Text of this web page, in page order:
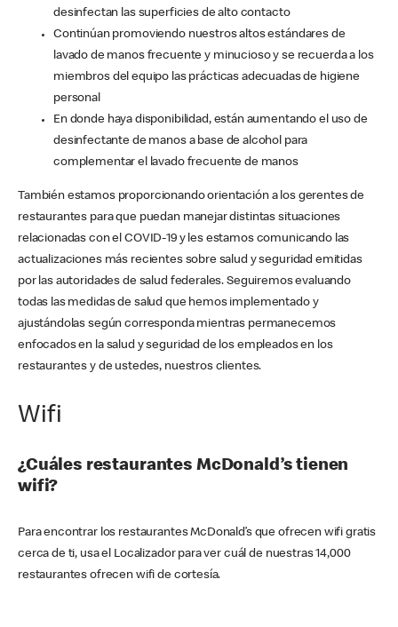
desinfectan las superficies de alto contacto
Continúan promoviendo nuestros altos estándares de
lavado de manos frecuente y minucioso y se recuerda a los
miembros del equipo las prácticas adecuadas de higiene
personal
En donde haya disponibilidad, están aumentando el uso de
desinfectante de manos a base de alcohol para
complementar el lavado frecuente de manos
También estamos proporcionando orientación a los gerentes de
restaurantes para que puedan manejar distintas situaciones
relacionadas con el COVID-19 y les estamos comunicando las
actualizaciones más recientes sobre salud y seguridad emitidas
por las autoridades de salud federales. Seguiremos evaluando
todas las medidas de salud que hemos implementado y
ajustándolas según corresponda mientras permanecemos
enfocados en la salud y seguridad de los empleados en los
restaurantes y de ustedes, nuestros clientes.
Wifi
¿Cuáles restaurantes McDonald’s tienen
wifi?
Para encontrar los restaurantes McDonald’s que ofrecen wifi gratis
cerca de ti, usa el Localizador para ver cuál de nuestras 14,000
restaurantes ofrecen wifi de cortesía.